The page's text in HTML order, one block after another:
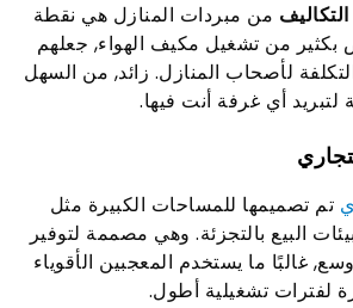
من مبردات المنازل هي نقطة
بكثير من تشغيل مكيف الهواء, جعلهم
لأصحاب المنازل. زائد, من السهل
لتبريد أي غرفة أنت فيها.
تم تصميمها للمساحات الكبيرة مثل
البيع بالتجزئة. وهي مصممة لتوفير
غالبًا ما يستخدم المعجبين الأقوياء
لفترات تشغيلية أطول.